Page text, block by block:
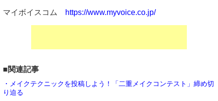
マイボイスコム https://www.myvoice.co.jp/
■関連記事
・メイクテクニックを投稿しよう！「二重メイクコンテスト」締め切
り迫る